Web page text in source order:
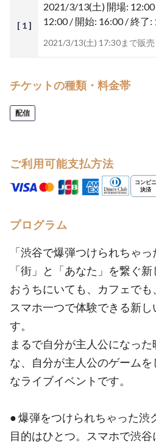
[ 1 ]
2021/3/13(土) 開場:
12:00 / 開始: 16:00 / 終了:
2021/3/13(土) 17:30まで販売
チケットの種類・料金帯
配信
ご利用可能支払方法
プログラム
「渋谷で爆弾つけられちゃ
「街」と「あなた」を繋ぐ
おうちにいても、カフェでも
スマホ一つで体験できる新
す。
まるで自分が主人公になっ
な、自分が主人公のゲーム
なライブイベントです。
● 爆弾をつけられちゃった渋
目的はひとつ。スマホで渋